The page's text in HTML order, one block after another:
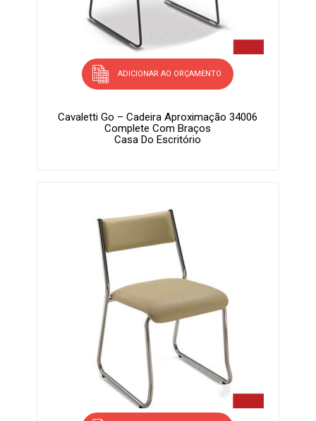
ADICIONAR AO ORÇAMENTO
Cavaletti Go – Cadeira Aproximação 34006
Complete Com Braços
Casa Do Escritório